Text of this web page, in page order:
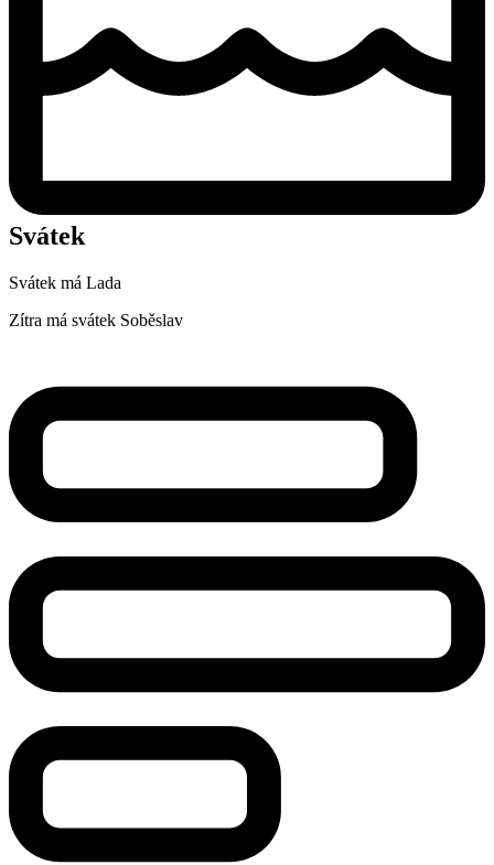
Svátek
Svátek má Lada
Zítra má svátek Soběslav